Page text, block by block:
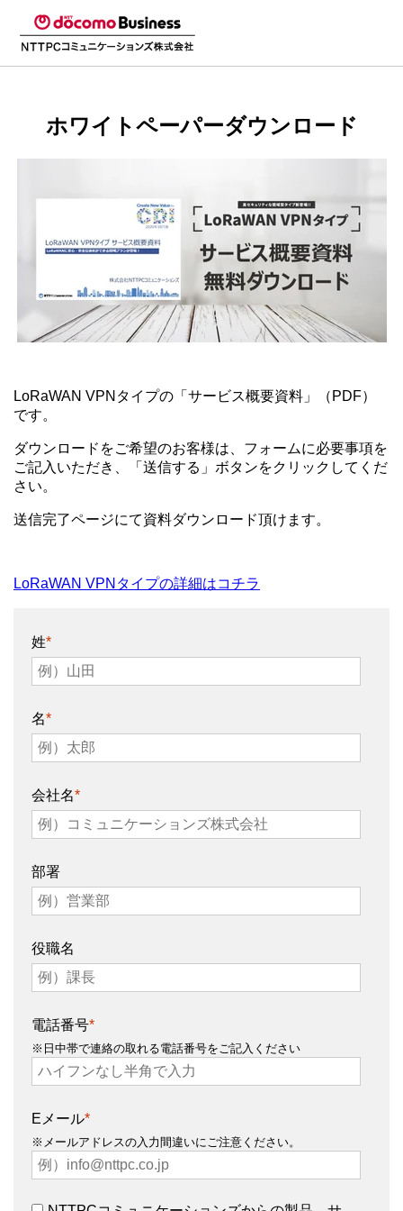
ホワイトペーパーダウンロード
LoRaWAN VPNタイプの「サービス概要資料」（PDF）
です。
ダウンロードをご希望のお客様は、 フォームに必要事項を
ご記入いただき、
「送信する」ボタンをクリックしてくだ
さい。
送信完了ページにて資料ダウンロード頂けます。
LoRaWAN VPNタイプの詳細はコチラ
姓*
名*
会社名*
部署
役職名
電話番号*
※日中帯で連絡の取れる電話番号をご記入ください
Eメール*
※メールアドレスの入力間違いにご注意ください。